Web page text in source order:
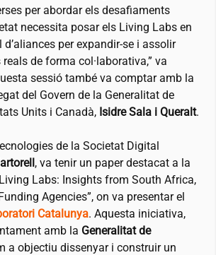
per abordar els desafiaments
necessita posar els Living Labs en
per expandir-se i assolir
de forma col·laborativa,” va
sessió també va comptar amb la
del Govern de la Generalitat de
Units i Canadà, Isidre Sala i Queralt.
de la Societat Digital
, va tenir un paper destacat a la
Labs: Insights from South Africa,
Agencies”, on va presentar el
Catalunya. Aquesta iniciativa,
amb la Generalitat de
a objectiu dissenyar i construir un